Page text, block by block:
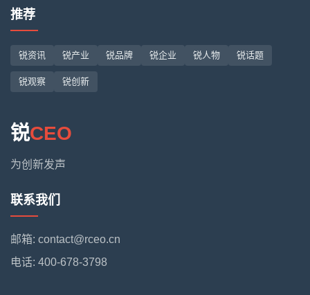
推荐
锐资讯 锐产业 锐品牌 锐企业 锐人物 锐话题
锐观察 锐创新
锐CEO
为创新发声
联系我们
邮箱: contact@rceo.cn
电话: 400-678-3798